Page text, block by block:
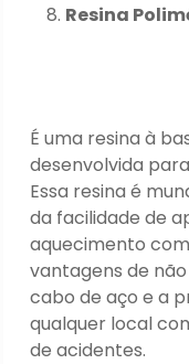
Resina
É uma resina à
desenvolvida
Essa resina é
da facilidade de
aquecimento
vantagens de
cabo de aço e a
qualquer local
de acidentes.